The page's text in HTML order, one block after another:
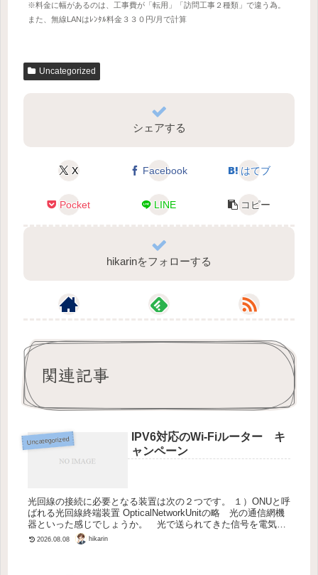
※料金に幅があるのは、工事費が「転用」「訪問工事２種類」で違う為。
また、無線LANはﾚﾝﾀﾙ料金３３０円/月で計算
Uncategorized
シェアする
X Facebook はてブ
Pocket LINE コピー
hikarinをフォローする
関連記事
Uncategorized
IPV6対応のWi-Fiルーター キ
ャンペーン
光回線の接続に必要となる装置は次の２つです。 １）ONUと呼
ばれる光回線終端装置 OpticalNetworkUnitの略 光の通信網機
器といった感じでしょうか。 光で送られてきた信号を電気信
号に変換する装置です。 これは、どちらの光回線会...
2026.08.08 hikarin